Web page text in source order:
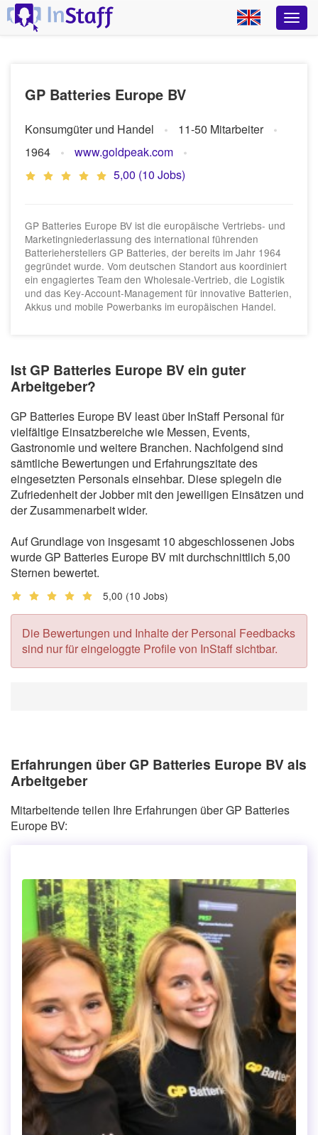
GP Batteries Europe BV
Konsumgüter und Handel
11-50 Mitarbeiter
1964
www.goldpeak.com
5,00 (10 Jobs)
GP Batteries Europe BV ist die europäische Vertriebs- und
Marketingniederlassung des international führenden
Batterieherstellers GP Batteries, der bereits im Jahr 1964
gegründet wurde. Vom deutschen Standort aus koordiniert
ein engagiertes Team den Wholesale-Vertrieb, die Logistik
und das Key-Account-Management für innovative Batterien,
Akkus und mobile Powerbanks im europäischen Handel.
Ist GP Batteries Europe BV ein guter
Arbeitgeber?
GP Batteries Europe BV least über InStaff Personal für
vielfältige Einsatzbereiche wie Messen, Events,
Gastronomie und weitere Branchen. Nachfolgend sind
sämtliche Bewertungen und Erfahrungszitate des
eingesetzten Personals einsehbar. Diese spiegeln die
Zufriedenheit der Jobber mit den jeweiligen Einsätzen und
der Zusammenarbeit wider.
Auf Grundlage von insgesamt 10 abgeschlossenen Jobs
wurde GP Batteries Europe BV mit durchschnittlich 5,00
Sternen bewertet.
5,00 (10 Jobs)
Die Bewertungen und Inhalte der Personal Feedbacks
sind nur für eingeloggte Profile von InStaff sichtbar.
Erfahrungen über GP Batteries Europe BV als
Arbeitgeber
Mitarbeitende teilen Ihre Erfahrungen über GP Batteries
Europe BV: